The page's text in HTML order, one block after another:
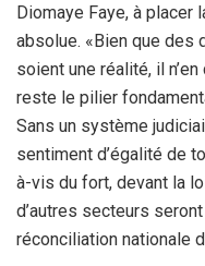
Diomaye Faye, à placer
absolue. «Bien que des
soient une réalité, il
reste le pilier
Sans un système
sentiment d’égalité de
à-vis du fort, devant la
d’autres secteurs
réconciliation nationale